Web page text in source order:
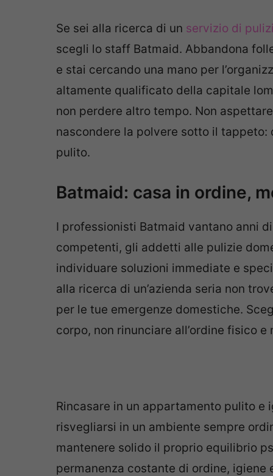
Se sei alla ricerca di un servizio di
scegli lo staff Batmaid. Abbandona
e stai cercando una mano per
altamente qualificato della capitale
non perdere altro tempo. Non
nascondere la polvere sotto il
pulito.
Batmaid: casa in ordine,
I professionisti Batmaid vantano anni
competenti, gli addetti alle pulizie
individuare soluzioni immediate e
alla ricerca di un’azienda seria non
per le tue emergenze domestiche.
corpo, non rinunciare all’ordine fisico e
Rincasare in un appartamento pulito
risvegliarsi in un ambiente sempre
mantenere solido il proprio equilibrio
permanenza costante di ordine,